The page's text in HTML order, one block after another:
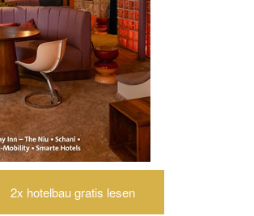
2x hotelbau gratis lesen